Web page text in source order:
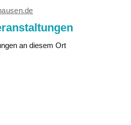
an diesem Ort